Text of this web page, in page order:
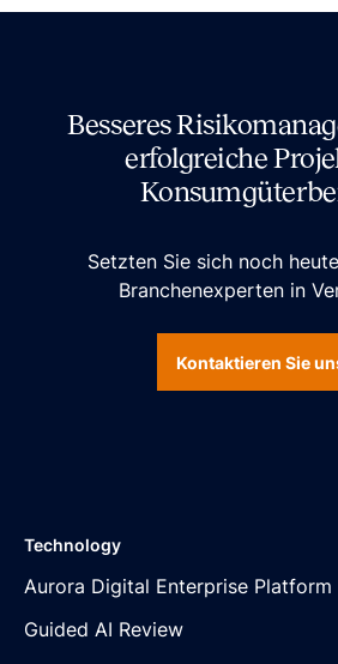
Besseres
erfolgreiche
Setzten Sie sich noch
Branchenexperten in
Kontaktieren Sie
Technology
Aurora Digital Enterprise Platform
Guided AI Review